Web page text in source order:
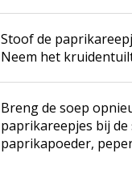
Stoof de
Neem het
Breng de soep
paprikareepjes bij
paprikapoeder,